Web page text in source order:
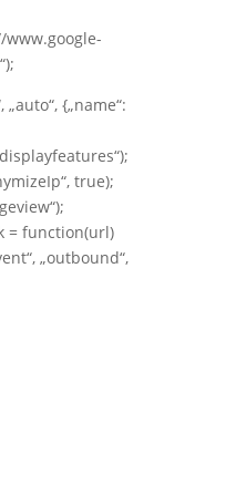
www.google-
„auto“, {„name“:
true);
= function(url)
„outbound“,